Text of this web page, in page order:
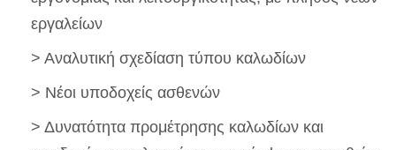
εργαλείων
> Αναλυτική σχεδίαση τύπου καλωδίων
> Νέοι υποδοχείς ασθενών
> Δυνατότητα προμέτρησης καλωδίων και